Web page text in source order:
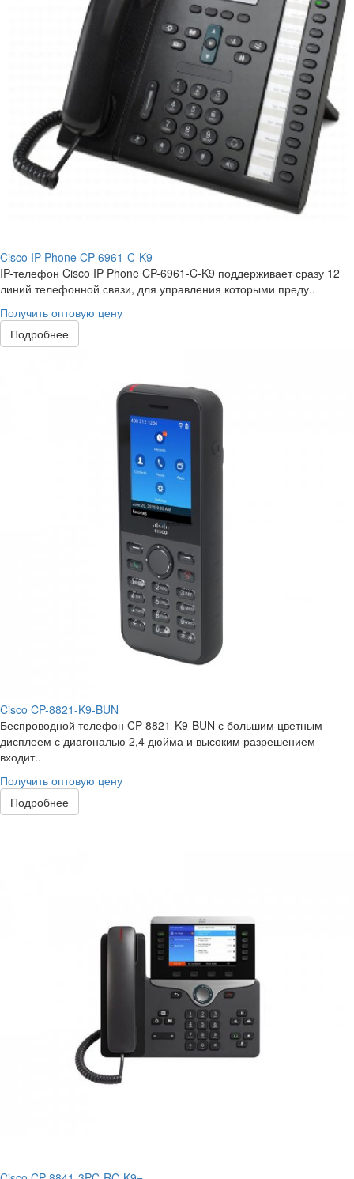
Cisco IP Phone CP-6961-C-K9
IP-телефон Cisco IP Phone CP-6961-C-K9 поддерживает сразу 12
линий телефонной связи, для управления которыми преду..
Получить оптовую цену
Подробнее
Cisco CP-8821-K9-BUN
Беспроводной телефон CP-8821-K9-BUN с большим цветным
дисплеем с диагональю 2,4 дюйма и высоким разрешением
входит..
Получить оптовую цену
Подробнее